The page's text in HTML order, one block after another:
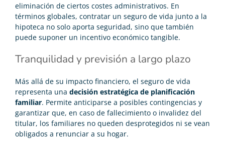
eliminación de ciertos costes administrativos. En
términos globales, contratar un seguro de vida junto a la
hipoteca no solo aporta seguridad, sino que también
puede suponer un incentivo económico tangible.
Tranquilidad y previsión a largo plazo
Más allá de su impacto financiero, el seguro de vida
representa una decisión estratégica de planificación
familiar. Permite anticiparse a posibles contingencias y
garantizar que, en caso de fallecimiento o invalidez del
titular, los familiares no queden desprotegidos ni se vean
obligados a renunciar a su hogar.